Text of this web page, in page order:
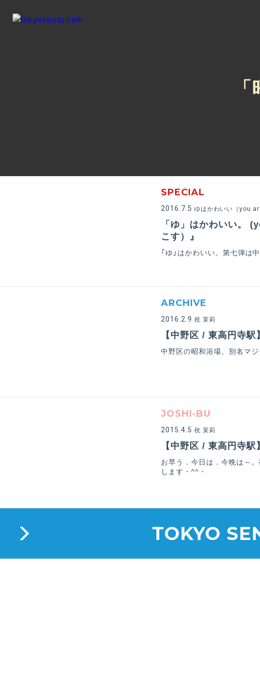
SPECIAL
2016.7.5 ゆはかわいい（you
「ゆ」はかわいい。
こす）』
「ゆ」はかわいい。第七弾は
ARCHIVE
2016.2.9 祝 茉莉
【中野区 / 東高円寺駅
中野区の昭和浴場、別名マ
JOSHI-BU
2015.4.5 祝 茉莉
【中野区 / 東高円寺
お早う．今日は．今晩は～
します・^^・
TOKYO